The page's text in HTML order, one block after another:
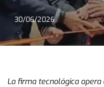
30/06/2026
La firma tecnológica